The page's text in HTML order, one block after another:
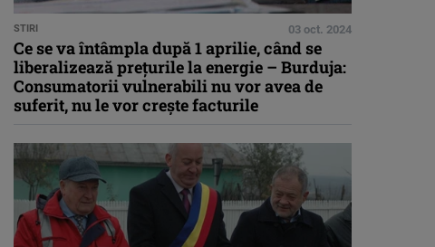
STIRI 03 oct. 2024
Ce se va întâmpla după 1 aprilie, când se
liberalizează preţurile la energie – Burduja:
Consumatorii vulnerabili nu vor avea de
suferit, nu le vor creşte facturile